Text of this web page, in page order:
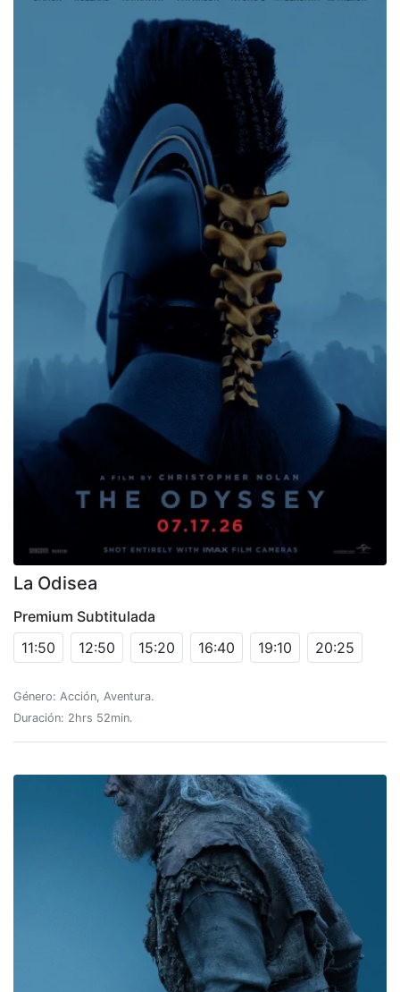
La Odisea
Premium Subtitulada
11:50
12:50 15:20 16:40 19:10 20:25
Género: Acción, Aventura.
Duración: 2hrs 52min.